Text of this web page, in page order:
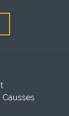
Causses